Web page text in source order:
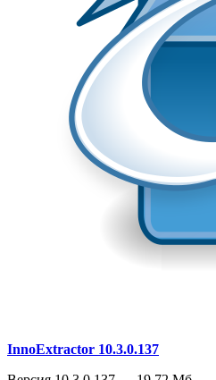
InnoExtractor 10.3.0.137